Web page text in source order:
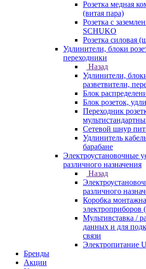
Розетка медная
(витая пара)
Розетка с
SCHUKO
Розетка силовая
Удлинители, блоки
переходники
Назад
Удлинители,
разветвители,
Блок
Блок розеток,
Переходник
Сетевой шнур
Удлинитель
барабане
Электроустановочные
различного назначения
Назад
различного
Коробка
электроприборов
Мультивставка /
данных и для
связи
Электропитание
Бренды
Акции